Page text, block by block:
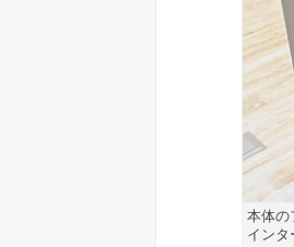
本体の
インタ